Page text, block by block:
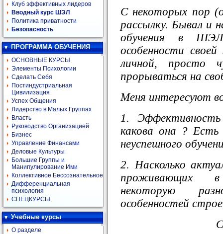
Клуб эффективных лидеров
Вводный курс ШЭЛ
Политика приватности
Безопасность
ПРОГРАММА ОБУЧЕНИЯ
ОСНОВНЫЕ КУРСЫ
Элементы Психологии
Сделать Себя
Постиндустриальная
Цивилизация
Успех Общения
Лидерство в Малых Группах
Власть
Руководство Организацией
Бизнес
Управление Финансами
Деловые Культуры
Большие Группы и
Манипулирование Ими
Коллективное Бессознательное
Дифференциальная
психология
СПЕЦКУРСЫ
Учебные курсы
О разделе
С некоторых пор
рассылку. Бывал и
обучения в
особенности
личной, просто
прорываться на
Меня интересуют
1. Эффективность
какова она ? Есть
неуспешного
2. Насколько
проживающих
некоторую
особенностей